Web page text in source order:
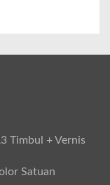
Timbul + Vernis
Satuan